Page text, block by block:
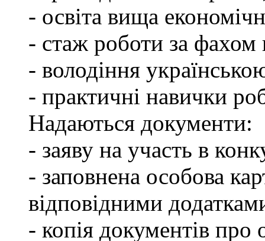
- освіта вища
- стаж роботи за
- володіння
- практичні навички
Надаються документи:
- заяву на участь в
- заповнена особова
відповідними
- копія документів про